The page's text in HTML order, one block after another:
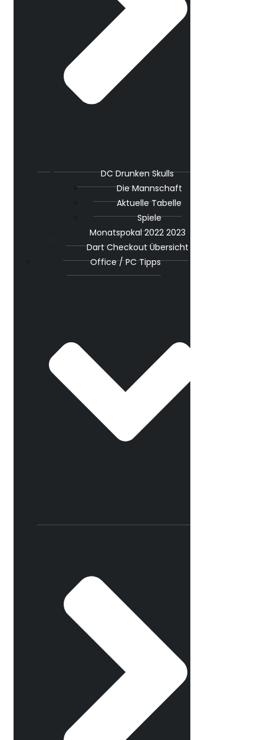
DC Drunken Skulls
Die Mannschaft
Aktuelle Tabelle
Spiele
Monatspokal 2022 2023
Dart Checkout Übersicht
Office / PC Tipps